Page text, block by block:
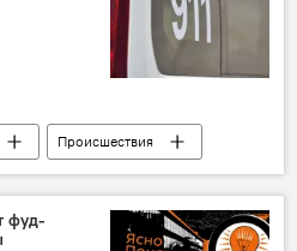
Происшествия
фуд-